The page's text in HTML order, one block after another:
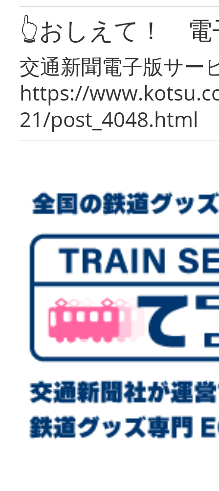
👆おしえて！ 電
交通新聞電子版サー
https://
21/post_4048.html